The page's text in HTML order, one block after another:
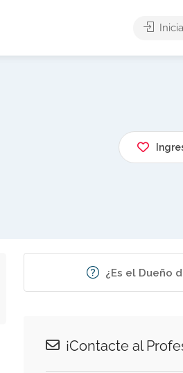
¿Es el Dueño
¡Contacte al